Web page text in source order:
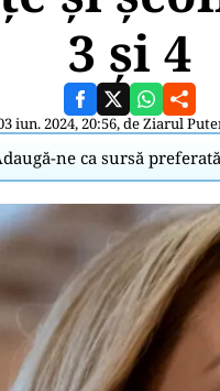
3 și 4
iun. 2024, 20:56, deZiarul
ne ca sursă